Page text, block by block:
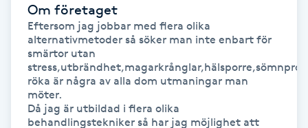
Gravidyoga
Gruppträning
Gua Sha-massage
Om företaget
Eftersom jag jobbar med flera olika
alternativmetoder så söker man inte enbart för
smärtor utan
röka är några av alla dom utmaningar man
möter.
Då jag är utbildad i flera olika
behandlingstekniker så har jag möjlighet att